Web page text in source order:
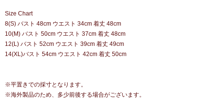
Size Chart
8(S) バスト 48cm ウエスト 34cm 着丈 48cm
10(M) バスト 50cm ウエスト 37cm 着丈 48cm
12(L) バスト 52cm ウエスト 39cm 着丈 49cm
14(XL)バスト 54cm ウエスト 42cm 着丈 50cm
※平置きでの採寸となります。
※海外製品のため、多少前後する場合がございます。